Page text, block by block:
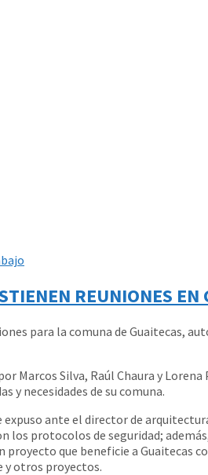
REUNIONES EN
para la comuna de Guaitecas,
Marcos Silva, Raúl Chaura y
y necesidades de su comuna.
ante el director de
los protocolos de seguridad;
proyecto que beneficie a
y otros proyectos.